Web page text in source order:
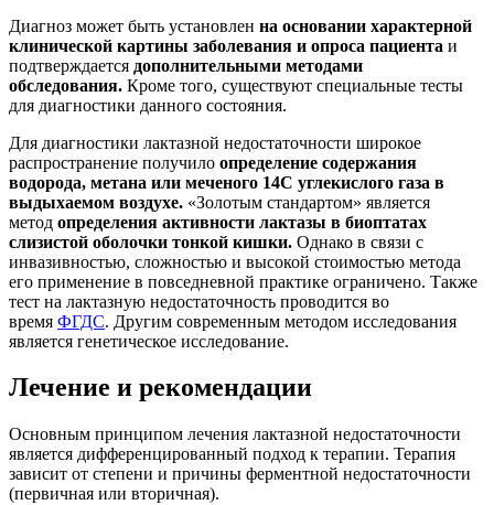
Диагноз может быть установлен на основании характерной
клинической картины заболевания и опроса пациента и
подтверждается дополнительными методами
обследования. Кроме того, существуют специальные тесты
для диагностики данного состояния.
Для диагностики лактазной недостаточности широкое
распространение получило определение содержания
водорода, метана или меченого 14С углекислого газа в
выдыхаемом воздухе. «Золотым стандартом» является
метод определения активности лактазы в биоптатах
слизистой оболочки тонкой кишки. Однако в связи с
инвазивностью, сложностью и высокой стоимостью метода
его применение в повседневной практике ограничено. Также
тест на лактазную недостаточность проводится во
время ФГДС. Другим современным методом исследования
является генетическое исследование.
Лечение и рекомендации
Основным принципом лечения лактазной недостаточности
является дифференцированный подход к терапии. Терапия
зависит от степени и причины ферментной недостаточности
(первичная или вторичная).